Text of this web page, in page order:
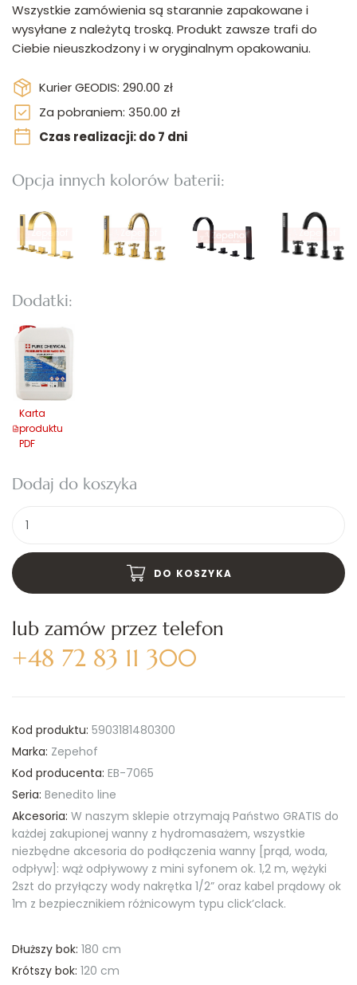
Wszystkie zamówienia są starannie zapakowane i
wysyłane z należytą troską. Produkt zawsze trafi do
Ciebie nieuszkodzony i w oryginalnym opakowaniu.
Kurier GEODIS: 290.00 zł
Za pobraniem: 350.00 zł
Czas realizacji: do 7 dni
Opcja innych kolorów baterii:
Dodatki:
Karta
produktu
PDF
Dodaj do koszyka
DO KOSZYKA
lub zamów przez telefon
+48 72 83 11 300
Kod produktu: 5903181480300
Marka: Zepehof
Kod producenta: EB-7065
Seria: Benedito line
Akcesoria: W naszym sklepie otrzymają Państwo GRATIS do
każdej zakupionej wanny z hydromasażem, wszystkie
niezbędne akcesoria do podłączenia wanny [prąd, woda,
odpływ]: wąż odpływowy z mini syfonem ok. 1,2 m, wężyki
2szt do przyłączy wody nakrętka 1/2” oraz kabel prądowy ok
1m z bezpiecznikiem różnicowym typu click’clack.
Dłuższy bok: 180 cm
Krótszy bok: 120 cm